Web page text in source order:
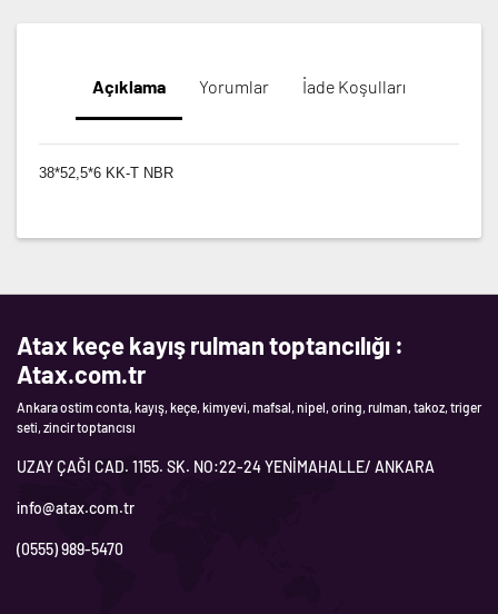
Açıklama Yorumlar İade Koşulları
38*52,5*6 KK-T NBR
Atax keçe kayış rulman toptancılığı :
Atax.com.tr
Ankara ostim conta, kayış, keçe, kimyevi, mafsal, nipel, oring, rulman, takoz, triger
seti, zincir toptancısı
UZAY ÇAĞI CAD. 1155. SK. NO:22-24 YENİMAHALLE/ ANKARA
info@atax.com.tr
(0555) 989-5470